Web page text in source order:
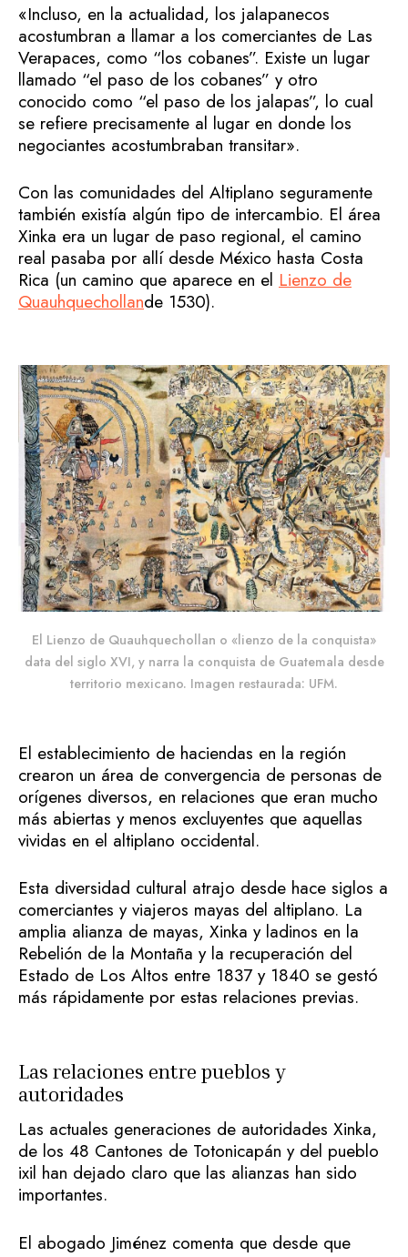
«Incluso, en la actualidad, los jalapanecos
acostumbran a llamar a los comerciantes de Las
Verapaces, como “los cobanes”. Existe un lugar
llamado “el paso de los cobanes” y otro
conocido como “el paso de los jalapas”, lo cual
se refiere precisamente al lugar en donde los
negociantes acostumbraban transitar».
Con las comunidades del Altiplano seguramente
también existía algún tipo de intercambio. El área
Xinka era un lugar de paso regional, el camino
real pasaba por allí desde México hasta Costa
Rica (un camino que aparece en el Lienzo de
Quauhquechollande 1530).
El Lienzo de Quauhquechollan o «lienzo de la conquista»
data del siglo XVI, y narra la conquista de Guatemala desde
territorio mexicano. Imagen restaurada: UFM.
El establecimiento de haciendas en la región
crearon un área de convergencia de personas de
orígenes diversos, en relaciones que eran mucho
más abiertas y menos excluyentes que aquellas
vividas en el altiplano occidental.
Esta diversidad cultural atrajo desde hace siglos a
comerciantes y viajeros mayas del altiplano. La
amplia alianza de mayas, Xinka y ladinos en la
Rebelión de la Montaña y la recuperación del
Estado de Los Altos entre 1837 y 1840 se gestó
más rápidamente por estas relaciones previas.
Las relaciones entre pueblos y
autoridades
Las actuales generaciones de autoridades Xinka,
de los 48 Cantones de Totonicapán y del pueblo
ixil han dejado claro que las alianzas han sido
importantes.
El abogado Jiménez comenta que desde que